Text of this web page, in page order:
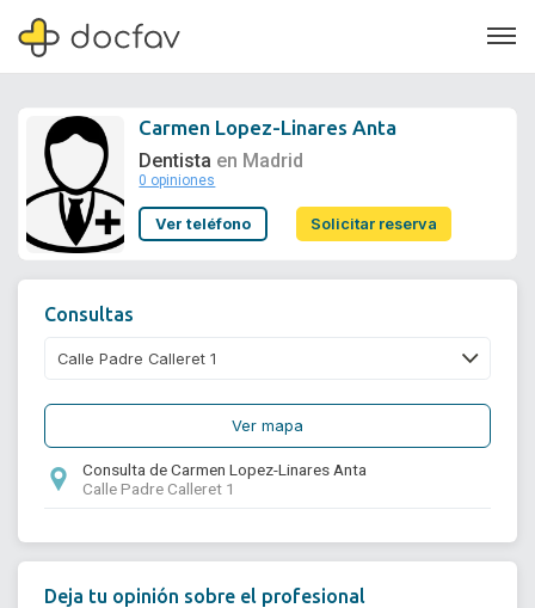
Soporte
Carmen Lopez-Linares Anta
Dentista en Madrid
0 opiniones
Ver teléfono Solicitar reserva
Consultas
Ver mapa
Consulta de Carmen Lopez-Linares Anta
Calle Padre Calleret 1
Deja tu opinión sobre el profesional